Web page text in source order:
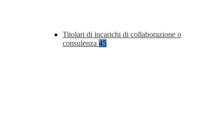
Titolari di incarichi di collaborazione o
consulenza 45